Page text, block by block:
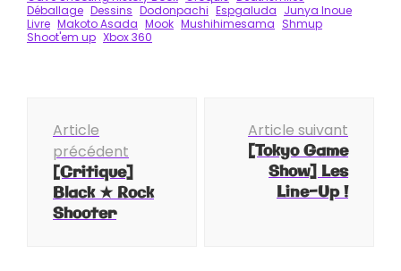
Déballage Dessins Dodonpachi Espgaluda Junya Inoue
Livre Makoto Asada Mook Mushihimesama Shmup
Shoot'em up Xbox 360
d'article
Article
précédent
[Critique]
Black ★ Rock
Shooter
Article suivant
[Tokyo Game
Show] Les
Line-Up !